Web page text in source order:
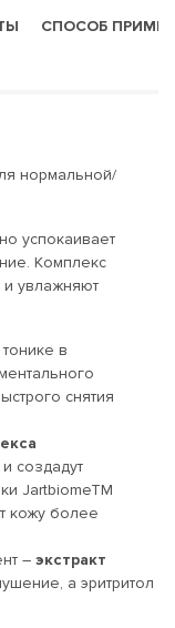
СПОСОБ
нормальной/
успокаивает
Комплекс
и увлажняют
в
снятия
создадут
JartbiomeTM
кожу более
– экстракт
а эритритол